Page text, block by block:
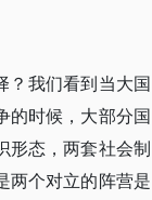
？我们看到当大国
的时候，大部分国
形态，两套社会制
两个对立的阵营是